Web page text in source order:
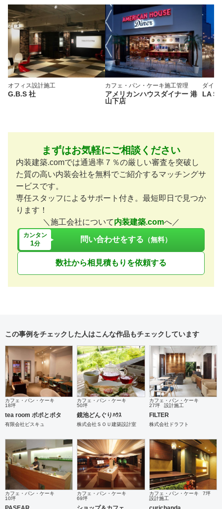
オフィス設計施工
G.B.S 社
カフェ・パン・ケーキ施工管理
アメリカンハウスダイナー 港
山下店
ダイニ
LA
まずはお気軽にご相談ください
内装建築.comでは通過率７％の厳しい審査を突破し
た質の高い内装会社を無料でご紹介するマッチングサ
ービスです。
専任スタッフによるサポート付き。最短即日で見つか
ります！
＼施工会社について内装建築.comへ／
カンタン
1分 問い合わせをする （無料）
数社から相見積もりを依頼する
この事例をチェックした人はこんな作品もチェックしています
カフェ・パン・ケーキ
18坪
tea room ポポとポタ
有限会社ビスキュ
カフェ・パン・ケーキ
50坪
鏡池どんぐりﾊｳｽ
株式会社ＳＯＵ建築設計室
カフェ・パン・ケーキ
27坪
設計施工
FILTER
株式会社ドラフト
カフェ・パン・ケーキ
10坪
カフェ・パン・ケーキ
69坪
カフェ・パン・ケーキ
7坪
設計施工